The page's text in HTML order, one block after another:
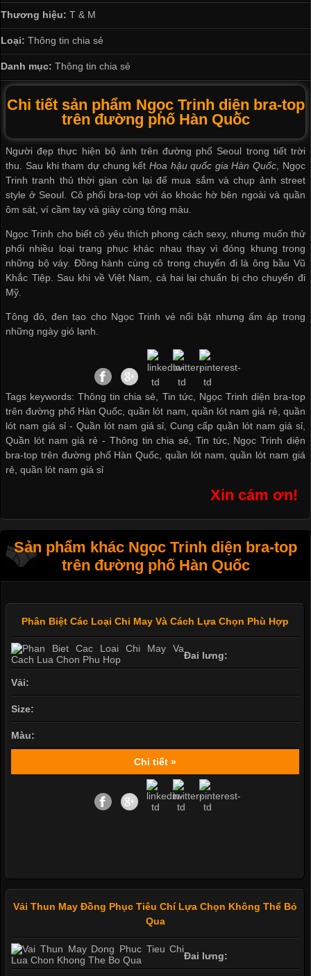
Thương hiệu: T & M
Loại: Thông tin chia sẻ
Danh mục: Thông tin chia sẻ
Chi tiết sản phẩm Ngọc Trinh diện bra-top
trên đường phố Hàn Quốc
Người đẹp thực hiện bộ ảnh trên đường phố Seoul trong tiết trời
thu. Sau khi tham dự chung kết Hoa hậu quốc gia Hàn Quốc , Ngọc
Trinh tranh thủ thời gian còn lại để mua sắm và chụp ảnh street
style ở Seoul. Cô phối bra-top với áo khoác hờ bên ngoài và quần
ôm sát, ví cầm tay và giày cùng tông màu.
Ngọc Trinh cho biết cô yêu thích phong cách sexy, nhưng muốn thử
phối nhiều loại trang phục khác nhau thay vì đóng khung trong
những bộ váy. Đồng hành cùng cô trong chuyến đi là ông bầu Vũ
Khắc Tiệp. Sau khi về Việt Nam, cả hai lại chuẩn bị cho chuyến đi
Mỹ.
Tông đỏ, đen tạo cho Ngọc Trinh vẻ nổi bật nhưng ấm áp trong
những ngày gió lạnh.
Tags keywords: Thông tin chia sẻ, Tin tức, Ngọc Trinh diện bra-top
trên đường phố Hàn Quốc, quần lót nam, quần lót nam giá rẻ, quần
lót nam giá sỉ - Quần lót nam giá sỉ ,Cung cấp quần lót nam giá sỉ,
Quần lót nam giá rẻ - Thông tin chia sẻ Tin tức, Ngọc Trinh diện
bra-top trên đường phố Hàn Quốc ,quần lót nam ,quần lót nam giá
rẻ ,quần lót nam giá sỉ
Xin cám ơn!
Sản phẩm khác Ngọc Trinh diện bra-top
trên đường phố Hàn Quốc
Phân Biệt Các Loại Chỉ May Và Cách Lựa Chọn Phù Hợp
Đai lưng:
Vải:
Size:
Màu:
Chi tiết »
Vải Thun May Đồng Phục Tiêu Chí Lựa Chọn Không Thể Bỏ
Qua
Đai lưng: